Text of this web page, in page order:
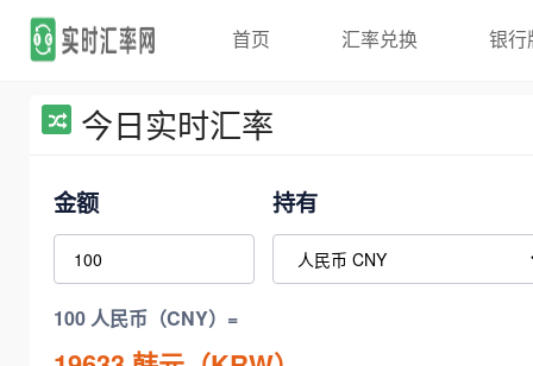
首页 汇率兑换 银行
今日实时汇率
金额 持有
100 人民币（CNY）=